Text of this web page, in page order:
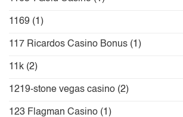
1169 (1)
117 Ricardos Casino Bonus (1)
11k (2)
1219-stone vegas casino (2)
123 Flagman Casino (1)